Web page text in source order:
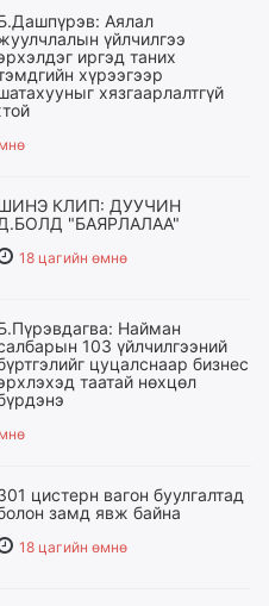
Аялал
үйлчилгээ
иргэд таних
хүрээгээр
хязгаарлалтгүй
КЛИП: ДУУЧИН
"БАЯРЛАЛАА"
18 цагийн өмнө
Найман
103 үйлчилгээний
цуцалснаар бизнес
таатай нөхцөл
цистерн вагон буулгалтад
замд явж байна
18 цагийн өмнө